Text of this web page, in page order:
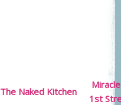
The Naked Kitchen
1st